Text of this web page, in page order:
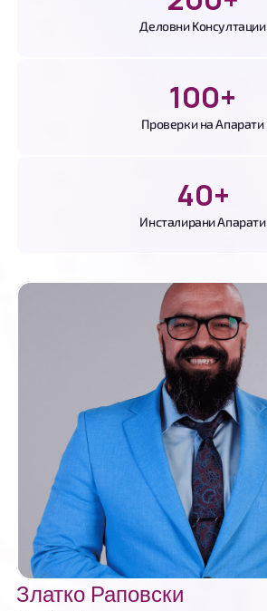
Деловни Kонсултации
100+
Проверки на Апарати
40+
Инсталирани Апарати
Златко Раповски